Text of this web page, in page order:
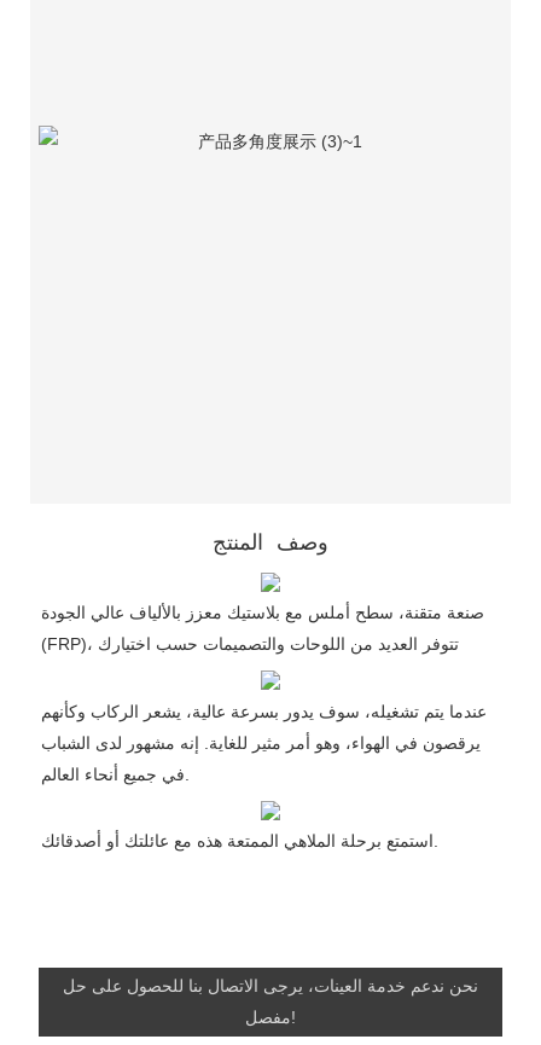
وصف المنتج
صنعة متقنة، سطح أملس مع بلاستيك معزز بالألياف عالي الجودة
(FRP)، تتوفر العديد من اللوحات والتصميمات حسب اختيارك
عندما يتم تشغيله، سوف يدور بسرعة عالية، يشعر الركاب وكأنهم
يرقصون في الهواء، وهو أمر مثير للغاية. إنه مشهور لدى الشباب
استمتع برحلة الملاهي الممتعة هذه مع عائلتك أو أصدقائك.
نحن ندعم خدمة العينات، يرجى الاتصال بنا للحصول على حل
مفصل!